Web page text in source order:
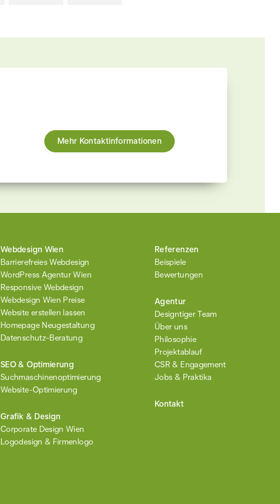
Mehr Kontaktinformationen
Webdesign Wien
Barrierefreies Webdesign
WordPress Agentur Wien
Responsive Webdesign
Webdesign Wien Preise
Website erstellen lassen
Homepage Neugestaltung
Datenschutz-Beratung
SEO & Optimierung
Such­maschinen­optimierung
Website-Optimierung
Grafik & Design
Corporate Design Wien
Logodesign & Firmenlogo
Referenzen
Beispiele
Bewertungen
Agentur
Designtiger Team
Über uns
Philosophie
Projektablauf
CSR & Engagement
Jobs & Praktika
Kontakt